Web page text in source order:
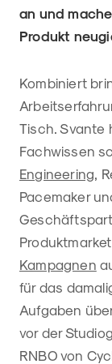
an und
Produkt
Kombiniert
Tisch. Svante
Fachwissen
Engineering ,
Pacemaker
Kampagnen
für das
Aufgaben
vor der
RNBO von